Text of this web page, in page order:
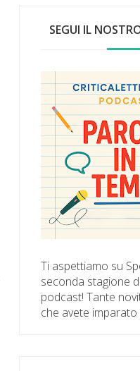
SEGUI IL
Ti aspettiamo su
seconda stagione
podcast! Tante
che avete